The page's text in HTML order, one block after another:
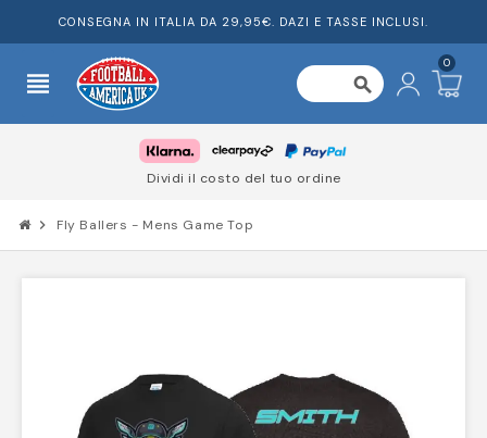
CONSEGNA IN ITALIA DA 29,95€. DAZI E TASSE INCLUSI.
view_headline search
0
Dividi il costo del tuo ordine
chevron_right Fly Ballers - Mens Game Top